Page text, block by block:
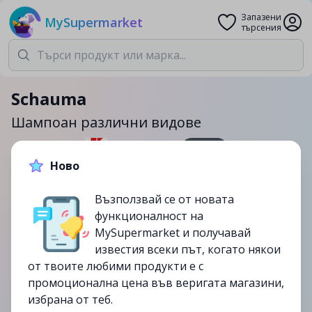
MySupermarket
Запазени
търсения
Schauma
Шампоан различни видове
3.57лв.
25/01
изтекла
Ново
Възползвай се от новата
функционалност на
MySupermarket и получавай
известия всеки път, когато някои
от твоите любими продукти е с
промоционална цена във веригата магазини,
избрана от теб.